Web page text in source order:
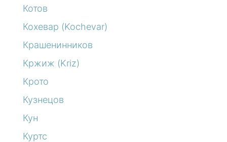
Котов
Кохевар (Kochevar)
Крашенинников
Кржиж (Kriz)
Крото
Кузнецов
Кун
Куртс